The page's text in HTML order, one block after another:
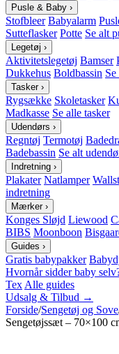
Pusle & Baby ›
Stofbleer Babyalarm
Sutteflasker Potte Se alt
Legetøj ›
Aktivitetslegetøj Bamser
Dukkehus Boldbassin
Tasker ›
Rygsække Skoletasker
Madkasse Se alle tasker
Udendørs ›
Regntøj Termotøj
Badebassin Se alt
Indretning ›
Plakater Natlamper
indretning
Mærker ›
Konges Sløjd Liewood
BIBS Moonboon
Guides ›
Gratis babypakker
Hvornår sidder baby
Tex Alle guides
Udsalg & Tilbud →
Forside/Sengetøj og Sove
Sengetøjssæt – 70×100